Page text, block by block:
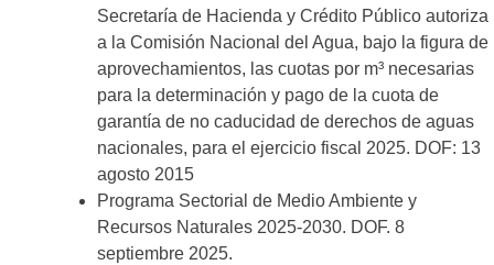
Secretaría de Hacienda y Crédito Público autoriza
a la Comisión Nacional del Agua, bajo la figura de
aprovechamientos, las cuotas por m³ necesarias
para la determinación y pago de la cuota de
garantía de no caducidad de derechos de aguas
nacionales, para el ejercicio fiscal 2025. DOF: 13
agosto 2015
Programa Sectorial de Medio Ambiente y
Recursos Naturales 2025-2030. DOF. 8
septiembre 2025.